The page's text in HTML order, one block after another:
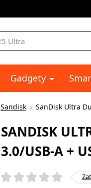
Gadgety
Sandisk SanDisk Ultra
SANDISK
3.0/USB-A +